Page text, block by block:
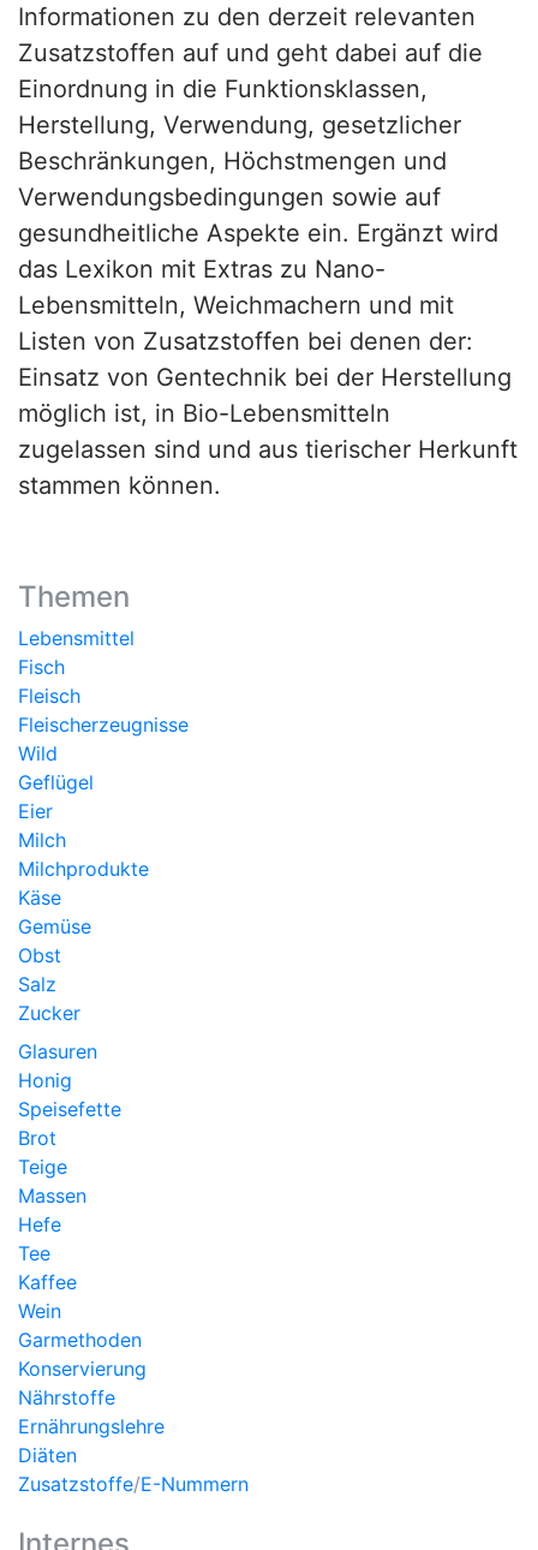
Informationen zu den derzeit relevanten
Zusatzstoffen auf und geht dabei auf die
Einordnung in die Funktionsklassen,
Herstellung, Verwendung, gesetzlicher
Beschränkungen, Höchstmengen und
Verwendungsbedingungen sowie auf
gesundheitliche Aspekte ein. Ergänzt wird
das Lexikon mit Extras zu Nano-
Lebensmitteln, Weichmachern und mit
Listen von Zusatzstoffen bei denen der:
Einsatz von Gentechnik bei der Herstellung
möglich ist, in Bio-Lebensmitteln
zugelassen sind und aus tierischer Herkunft
stammen können.
Themen
Lebensmittel
Fisch
Fleisch
Fleischerzeugnisse
Wild
Geflügel
Eier
Milch
Milchprodukte
Käse
Gemüse
Obst
Salz
Zucker
Glasuren
Honig
Speisefette
Brot
Teige
Massen
Hefe
Tee
Kaffee
Wein
Garmethoden
Konservierung
Nährstoffe
Ernährungslehre
Diäten
Zusatzstoffe/E-Nummern
Internes